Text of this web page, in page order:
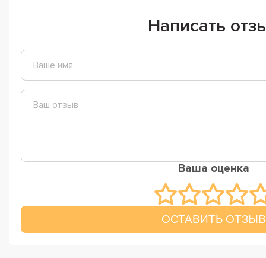
Написать
Ваша оценка
ОСТАВИТЬ ОТЗЫВ